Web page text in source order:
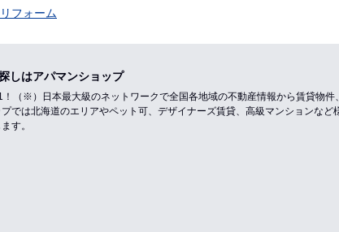
フォーム
しはアパマンショップ
（※）日本最大級のネットワークで全国各地域の不動産情報から賃貸物
では北海道のエリアやペット可、デザイナーズ賃貸、高級マンションな
す。